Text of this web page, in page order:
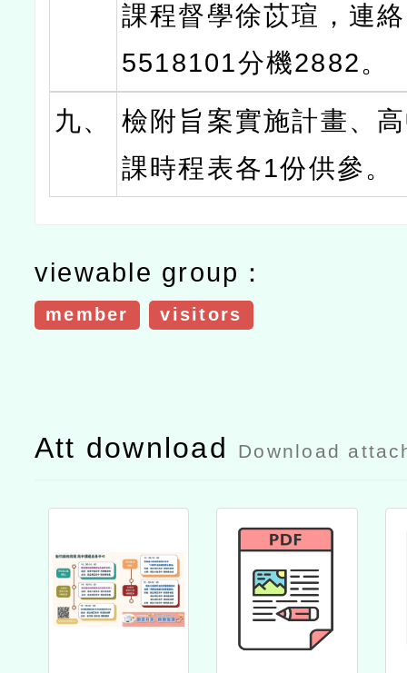
課程督學徐苡瑄，連
5518101分機2882。
九、
檢附旨案實施計畫、
課時程表各1份供參。
viewable group：
member visitors
Att download Download